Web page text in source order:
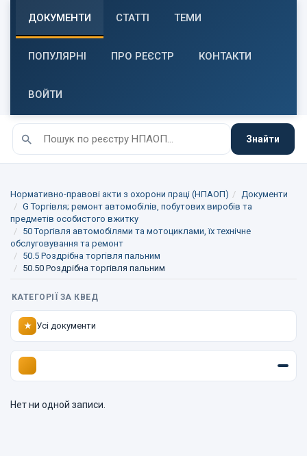
ДОКУМЕНТИ СТАТТІ ТЕМИ
ПОПУЛЯРНІ ПРО РЕЄСТР КОНТАКТИ
ВОЙТИ
Знайти
Нормативно-правові акти з охорони праці (НПАОП)
Документи
G Торгівля; ремонт автомобілів, побутових виробів та
предметів особистого вжитку
50 Торгівля автомобілями та мотоциклами, їх технічне
обслуговування та ремонт
50.5 Роздрібна торгівля пальним
50.50 Роздрібна торгівля пальним
КАТЕГОРІЇ ЗА КВЕД
★ Усі документи
Нет ни одной записи.